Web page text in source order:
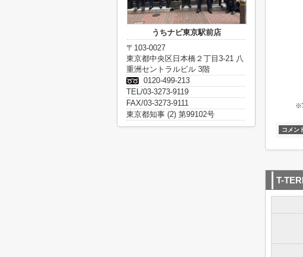
※
コメン
T-
うちナビ東京駅前店
〒103-0027
東京都中央区日本橋２丁目3-21 八
重洲セントラルビル 3階
0120-499-213
TEL/03-3273-9119
FAX/03-3273-9111
東京都知事 (2) 第99102号